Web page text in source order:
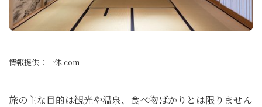
情報提供：一休.com
旅の主な目的は観光や温泉、食べ物ばかりとは限りません